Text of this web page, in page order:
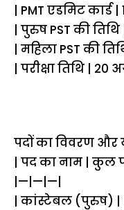
| PMT एडमिट कार्ड
| पुरुष PST की
| महिला PST की
| परीक्षा तिथि |
पदों का विवरण और
| पद का नाम | कुल
|—|—|—|
| कांस्टेबल (पुरुष) |